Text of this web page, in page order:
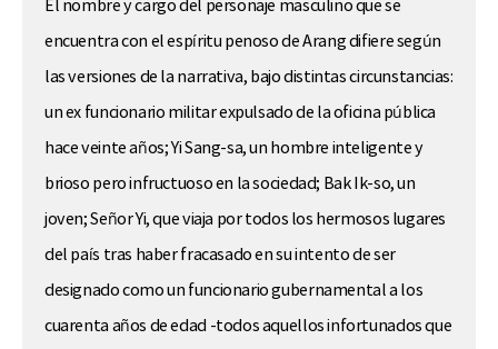
El nombre y cargo del personaje masculino que se
encuentra con el espíritu penoso de Arang difiere según
las versiones de la narrativa, bajo distintas circunstancias:
un ex funcionario militar expulsado de la oficina pública
hace veinte años; Yi Sang-sa, un hombre inteligente y
brioso pero infructuoso en la sociedad; Bak Ik-so, un
joven; Señor Yi, que viaja por todos los hermosos lugares
del país tras haber fracasado en su intento de ser
designado como un funcionario gubernamental a los
cuarenta años de edad -todos aquellos infortunados que